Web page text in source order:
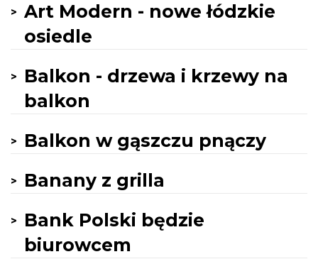
Art Modern - nowe łódzkie
osiedle
Balkon - drzewa i krzewy na
balkon
Balkon w gąszczu pnączy
Banany z grilla
Bank Polski będzie
biurowcem